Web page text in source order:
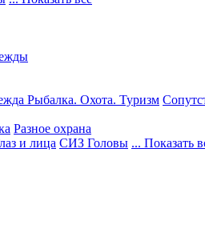
Рыбалка. Охота. Туризм
Разное охрана
и лица СИЗ Головы ... Показать